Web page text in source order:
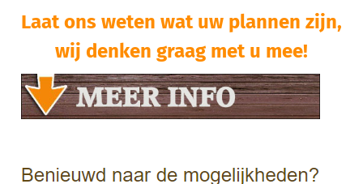
Laat ons weten wat uw plannen zijn,
wij denken graag met u mee!​